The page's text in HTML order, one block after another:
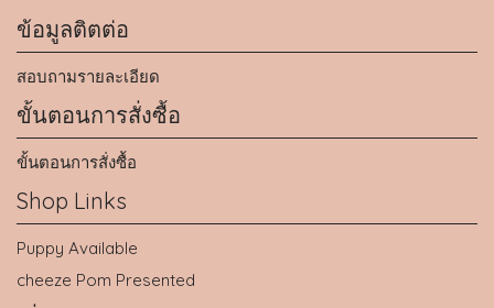
ข้อมูลติตต่อ
สอบถามรายละเอียด
ขั้นตอนการสั่งซื้อ
ขั้นตอนการสั่งซื้อ
Shop Links
Puppy Available
cheeze Pom Presented